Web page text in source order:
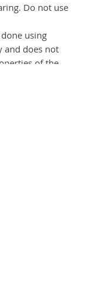
Do not use
using
and does not
of the